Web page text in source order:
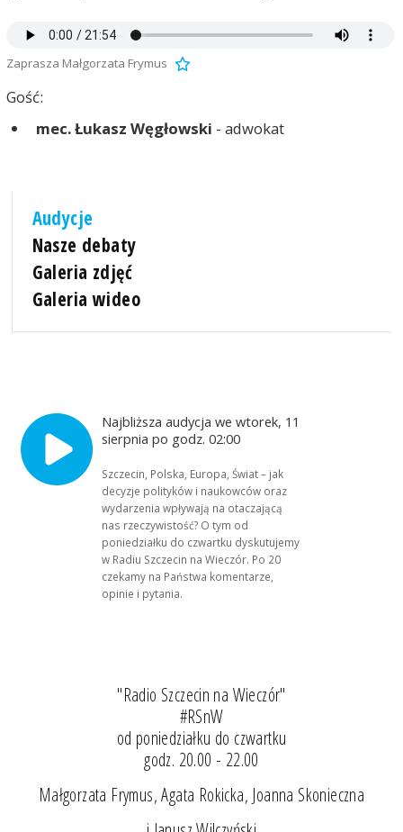
Zaprasza Małgorzata Frymus
Gość:
mec. Łukasz Węgłowski - adwokat
Audycje
Nasze debaty
Galeria zdjęć
Galeria wideo
Najbliższa audycja we wtorek, 11
sierpnia po godz. 02:00
Szczecin, Polska, Europa, Świat – jak
decyzje polityków i naukowców oraz
wydarzenia wpływają na otaczającą
nas rzeczywistość? O tym od
poniedziałku do czwartku dyskutujemy
w Radiu Szczecin na Wieczór. Po 20
czekamy na Państwa komentarze,
opinie i pytania.
"Radio Szczecin na Wieczór"
#RSnW
od poniedziałku do czwartku
godz. 20.00 - 22.00
Małgorzata Frymus, Agata Rokicka, Joanna Skonieczna